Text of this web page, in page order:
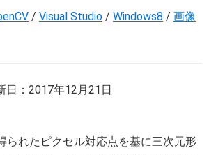
/ Visual Studio / Windows8 / 画像
日： 2017年12月21日
られたピクセル対応点を基に三次元形